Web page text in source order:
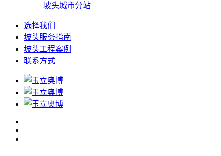
坡头城市分站
选择我们
坡头服务指南
坡头工程案例
联系方式